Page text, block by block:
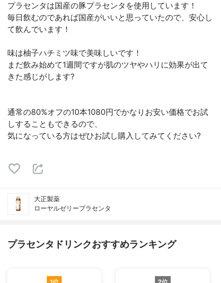
プラセンタは国産の豚プラセンタを使用しています！
毎日飲むのであれば国産がいいと思っていたので、安心し
て飲んでいます！
味は柚子ハチミツ味で美味しいです！
まだ飲み始めて1週間ですが肌のツヤやハリに効果が出て
きた感じがします?
通常の80%オフの10本1080円でかなりお安い価格でお試
しすることもできるので、
気になっている方はぜひお試し購入してみてください?
大正製薬
ローヤルゼリープラセンタ
プラセンタドリンクおすすめランキング